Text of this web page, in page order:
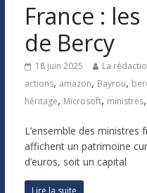
France :
de Bercy
18 juin 2025 La
actions, amazon, Bayrou,
héritage, Microsoft, ministres,
L’ensemble des ministres
affichent un patrimoine
d’euros, soit un capital